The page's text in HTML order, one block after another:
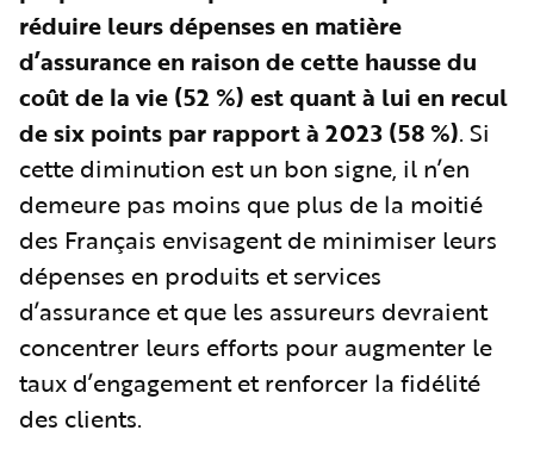
réduire leurs dépenses en matière
d’assurance en raison de cette hausse du
coût de la vie (52 %) est quant à lui en recul
de six points par rapport à 2023 (58 %). Si
cette diminution est un bon signe, il n’en
demeure pas moins que plus de la moitié
des Français envisagent de minimiser leurs
dépenses en produits et services
d’assurance et que les assureurs devraient
concentrer leurs efforts pour augmenter le
taux d’engagement et renforcer la fidélité
des clients.